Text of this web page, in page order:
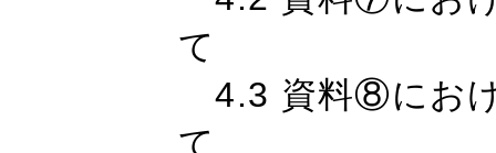
て
4.3 資料⑧にお
て